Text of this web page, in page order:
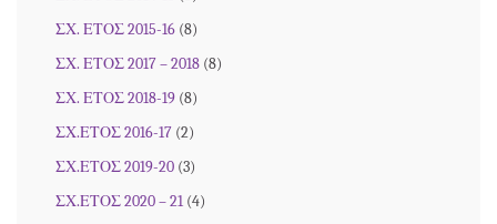
ΣΧ. ΕΤΟΣ 2015-16 (8)
ΣΧ. ΕΤΟΣ 2017 – 2018 (8)
ΣΧ. ΕΤΟΣ 2018-19 (8)
ΣΧ.ΕΤΟΣ 2016-17 (2)
ΣΧ.ΕΤΟΣ 2019-20 (3)
ΣΧ.ΕΤΟΣ 2020 – 21 (4)